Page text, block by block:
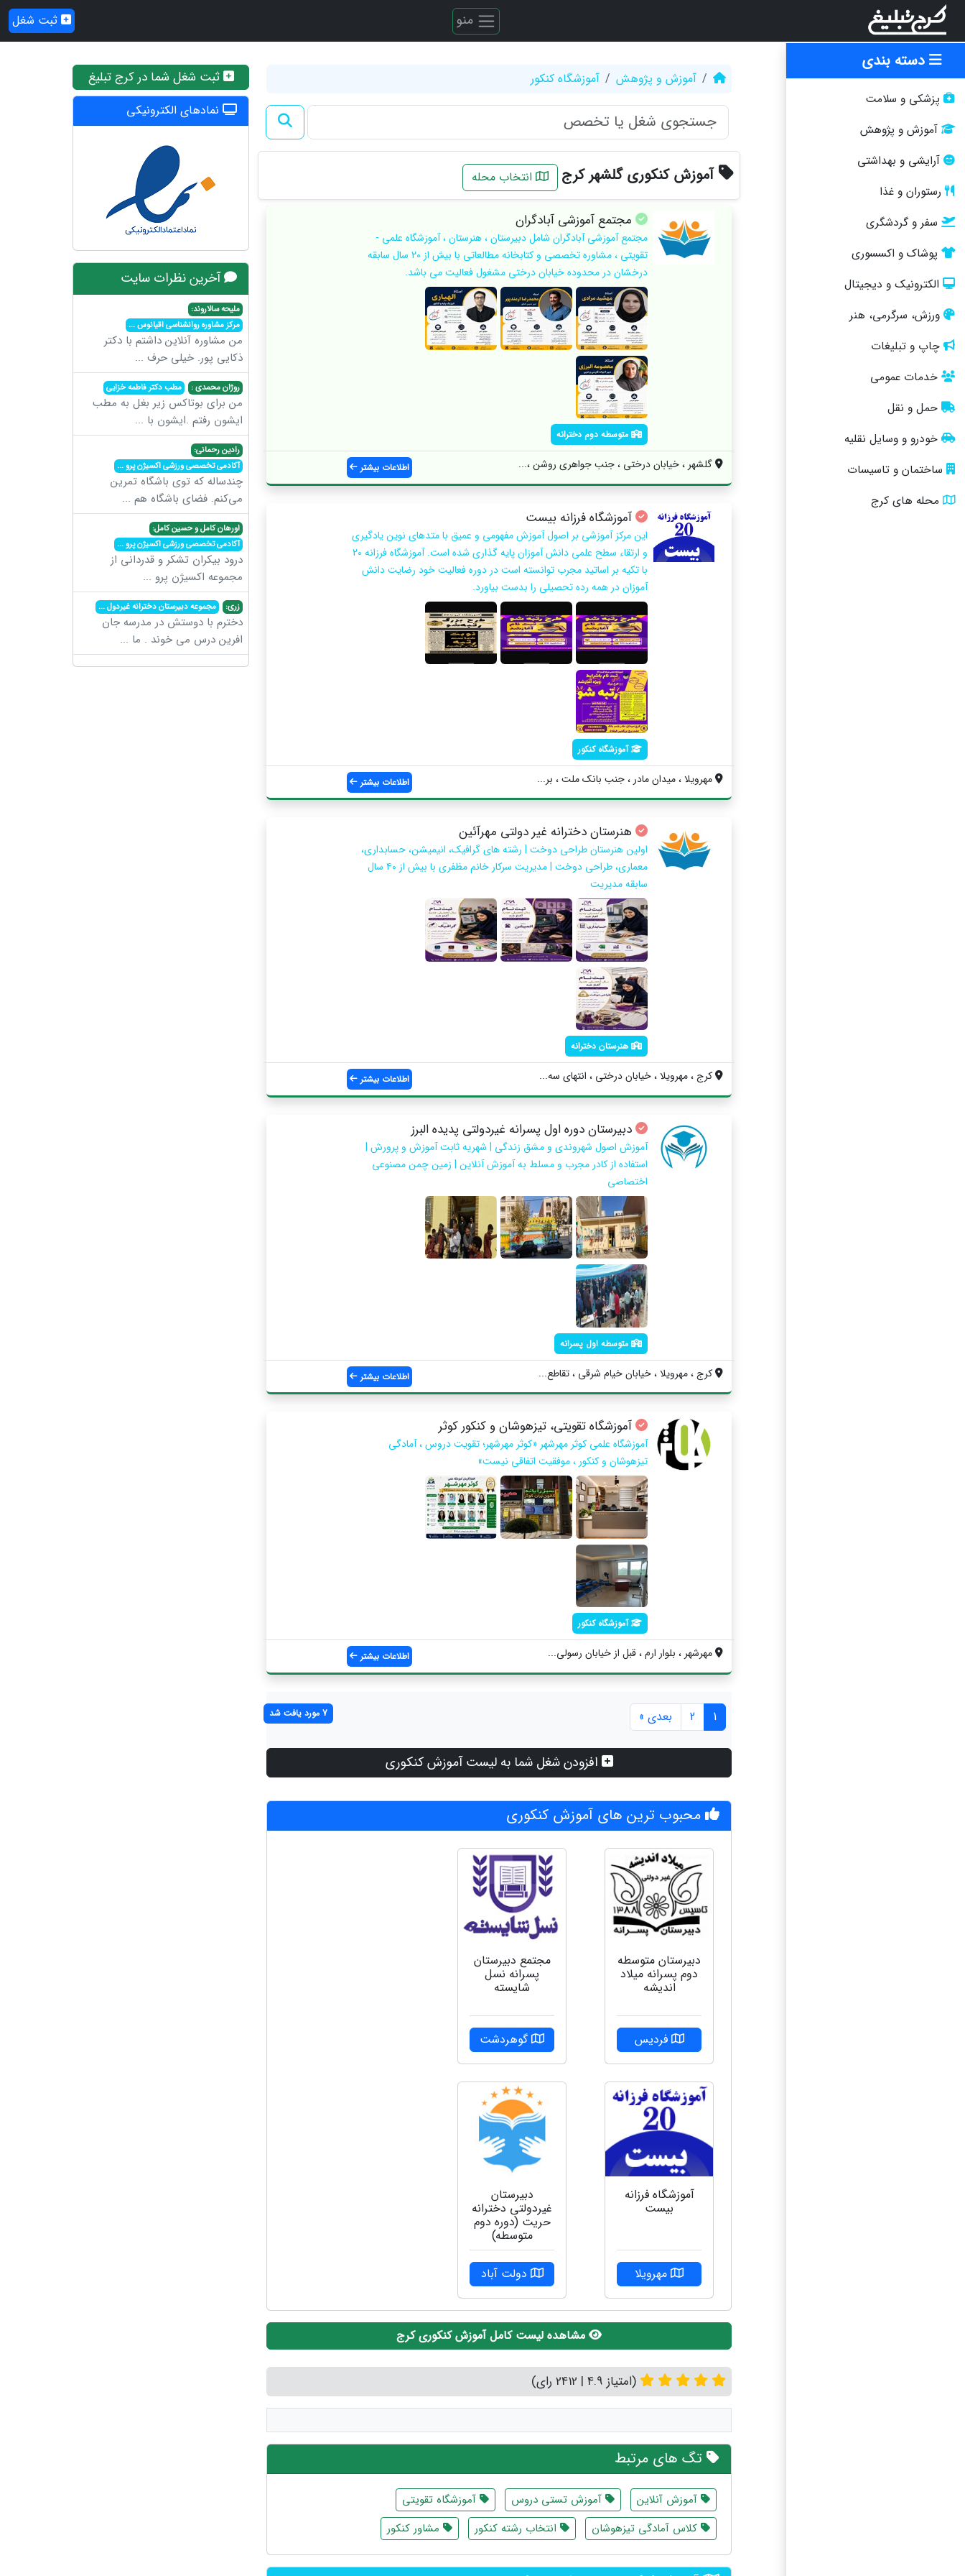
منو ثبت شغل
دسته بندی
پزشکی و سلامت
آموزش و پژوهش
آرایشی و بهداشتی
رستوران و غذا
سفر و گردشگری
پوشاک و اکسسوری
الکترونیک و دیجیتال
ورزش، سرگرمی، هنر
چاپ و تبلیغات
خدمات عمومی
حمل و نقل
خودرو و وسایل نقلیه
ساختمان و تاسیسات
محله های کرج
آموزش و پژوهش آموزشگاه کنکور
آموزش کنکوری گلشهر کرج انتخاب محله
مجتمع آموزشی آبادگران
مجتمع آموزشی آبادگران شامل دبیرستان ، هنرستان ، آموزشگاه علمی -
تقویتی ، مشاوره تخصصی و کتابخانه مطالعاتی با بیش از 20 سال سابقه
درخشان در محدوده خیابان درختی مشغول فعالیت می باشد.
متوسطه دوم دخترانه
گلشهر ، خیابان درختی ، جنب جواهری روشن ،... اطلاعات بیشتر
آموزشگاه فرزانه بیست
این مرکز آموزشی بر اصول آموزش مفهومی و عمیق با متدهای نوین یادگیری
و ارتقاء سطح علمی دانش آموزان پایه گذاری شده است. آموزشگاه فرزانه 20
با تکیه بر اساتید مجرب توانسته است در دوره فعالیت خود رضایت دانش
آموزان در همه رده تحصیلی را بدست بیاورد.
آموزشگاه کنکور
مهرویلا ، میدان مادر ، جنب بانک ملت ، بر... اطلاعات بیشتر
هنرستان دخترانه غیر دولتی مهرآئین
اولین هنرستان طراحی دوخت | رشته های گرافیک، انیمیشن، حسابداری،
معماری، طراحی دوخت | مدیریت سرکار خانم مظفری با بیش از ۴۰ سال
سابقه مدیریت
هنرستان دخترانه
کرج ، مهرویلا ، خیابان درختی ، انتهای سه... اطلاعات بیشتر
دبیرستان دوره اول پسرانه غیردولتی پدیده البرز
آموزش اصول شهروندی و مشق زندگی | شهریه ثابت آموزش و پرورش |
استفاده از کادر مجرب و مسلط به آموزش آنلاین | زمین چمن مصنوعی
اختصاصی
متوسطه اول پسرانه
کرج ، مهرویلا ، خیابان خیام شرقی ، تقاطع... اطلاعات بیشتر
آموزشگاه تقویتی، تیزهوشان و کنکور کوثر
آموزشگاه علمی کوثر مهرشهر «کوثر مهرشهر؛ تقویت دروس ، آمادگی
تیزهوشان و کنکور ، موفقیت اتفاقی نیست»
آموزشگاه کنکور
مهرشهر ، بلوار ارم ، قبل از خیابان رسولی... اطلاعات بیشتر
1
2 بعدی » 7 مورد یافت شد
افزودن شغل شما به لیست آموزش کنکوری
محبوب ترین های آموزش کنکوری
دبیرستان متوسطه
دوم پسرانه میلاد
اندیشه
فردیس
مجتمع دبیرستان
پسرانه نسل
شایسته
گوهردشت
آموزشگاه فرزانه
بیست
مهرویلا
دبیرستان
غیردولتی دخترانه
حریت (دوره دوم
متوسطه)
دولت آباد
مشاهده لیست کامل آموزش کنکوری کرج
(امتیاز 4.9 | 2412 رای)
تگ های مرتبط
آموزش آنلاین آموزش تستی دروس
آموزشگاه تقویتی
کلاس آمادگی تیزهوشان
انتخاب رشته کنکور مشاور کنکور
ثبت شغل شما در کرج تبلیغ
نمادهای الکترونیکی
آخرین نظرات سایت
ملیحه سالاروند:
مرکز مشاوره روانشناسی اقیانوس...
من مشاوره آنلاین داشتم با دکتر
ذکایی پور. خیلی حرف ...
روژان محمدی : مطب دکتر فاطمه خزایی
من برای بوتاکس زیر بغل به مطب
ایشون رفتم .ایشون با ...
رادین رحمانی:
آکادمی تخصصی ورزشی اکسیژن پرو...
چندساله که توی باشگاه تمرین
می‌کنم. فضای باشگاه هم ...
اورهان کامل و حسین کامل:
آکادمی تخصصی ورزشی اکسیژن پرو...
درود بیکران تشکر و قدردانی از
مجموعه اکسیژن پرو ...
زری: مجموعه دبیرستان دخترانه غیردول...
دخترم با دوستش در مدرسه جان
افرین درس می خوند . ما ...